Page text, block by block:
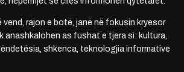
vend, rajon e botë, janë në fokusin kryesor
anashkalohen as fushat e tjera si: kultura,
shkenca, teknologjia informative